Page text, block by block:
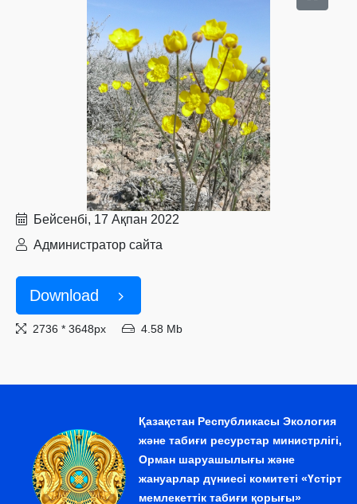
Бейсенбі, 17 Ақпан 2022
Администратор сайта
Download
2736 * 3648px 4.58 Mb
Қазақстан Республикасы Экология
және табиғи ресурстар министрлігі,
Орман шаруашылығы және
жануарлар дүниесі комитеті «Үстірт
мемлекеттік табиғи қорығы»